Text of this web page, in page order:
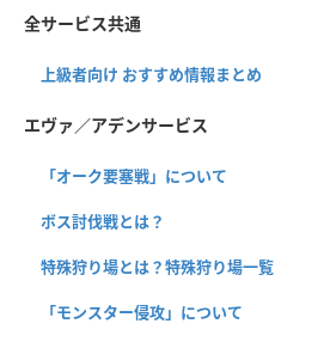
全サービス共通
上級者向け おすすめ情報まとめ
エヴァ／アデンサービス
「オーク要塞戦」について
ボス討伐戦とは？
特殊狩り場とは？特殊狩り場一覧
「モンスター侵攻」について